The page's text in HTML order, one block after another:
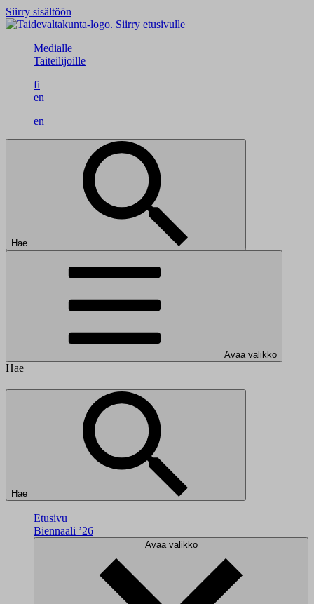
Siirry sisältöön
Siirry etusivulle
Medialle
Taiteilijoille
fi
en
en
Hae
Avaa valikko
Hae
Hae
Etusivu
Biennaali ’26
Avaa valikko